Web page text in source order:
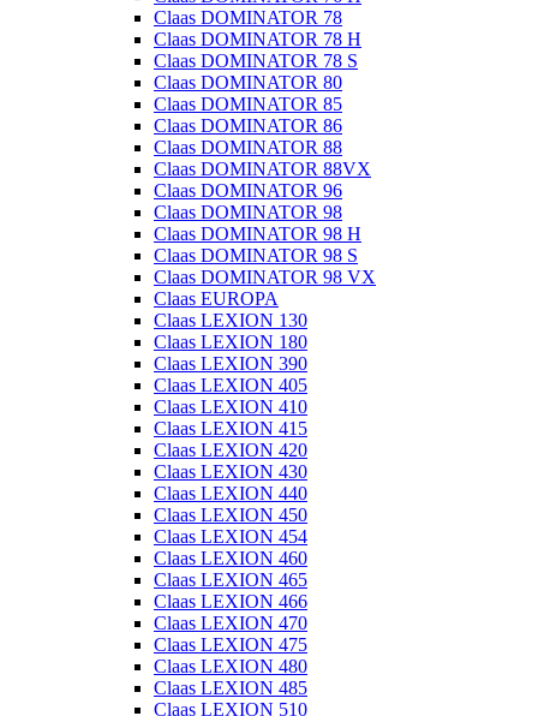
Claas DOMINATOR 78
Claas DOMINATOR 78 H
Claas DOMINATOR 78 S
Claas DOMINATOR 80
Claas DOMINATOR 85
Claas DOMINATOR 86
Claas DOMINATOR 88
Claas DOMINATOR 88VX
Claas DOMINATOR 96
Claas DOMINATOR 98
Claas DOMINATOR 98 H
Claas DOMINATOR 98 S
Claas DOMINATOR 98 VX
Claas EUROPA
Claas LEXION 130
Claas LEXION 180
Claas LEXION 390
Claas LEXION 405
Claas LEXION 410
Claas LEXION 415
Claas LEXION 420
Claas LEXION 430
Claas LEXION 440
Claas LEXION 450
Claas LEXION 454
Claas LEXION 460
Claas LEXION 465
Claas LEXION 466
Claas LEXION 470
Claas LEXION 475
Claas LEXION 480
Claas LEXION 485
Claas LEXION 510